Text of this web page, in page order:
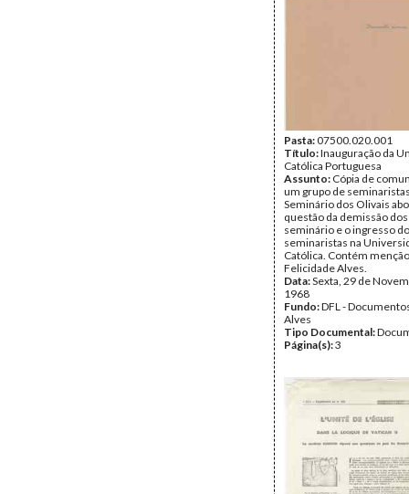
Pasta:07500.020.001
Título:Inauguração da
Católica Portuguesa
Assunto: Cópia de
um grupo de
Seminário dos Olivais
questão da demissão
seminário e o ingresso
seminaristas na
Católica. Contém
Felicidade Alves.
Data:Sexta, 29 de
1968
Fundo:DFL -
Alves
Tipo Documental:
Página(s):3